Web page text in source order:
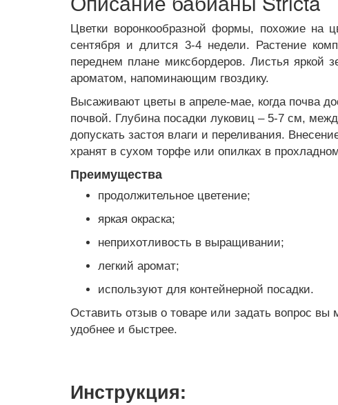
Цветки воронкообразной формы, похожие на
сентября и длится 3-4 недели. Растение
переднем плане миксбордеров. Листья яркой
ароматом, напоминающим гвоздику.
Высаживают цветы в апреле-мае, когда почва
почвой. Глубина посадки луковиц – 5-7 см,
допускать застоя влаги и переливания.
хранят в сухом торфе или опилках в
Преимущества
продолжительное цветение;
яркая окраска;
неприхотливость в выращивании;
легкий аромат;
используют для контейнерной посадки.
Оставить отзыв о товаре или задать вопрос вы
удобнее и быстрее.
Инструкция: